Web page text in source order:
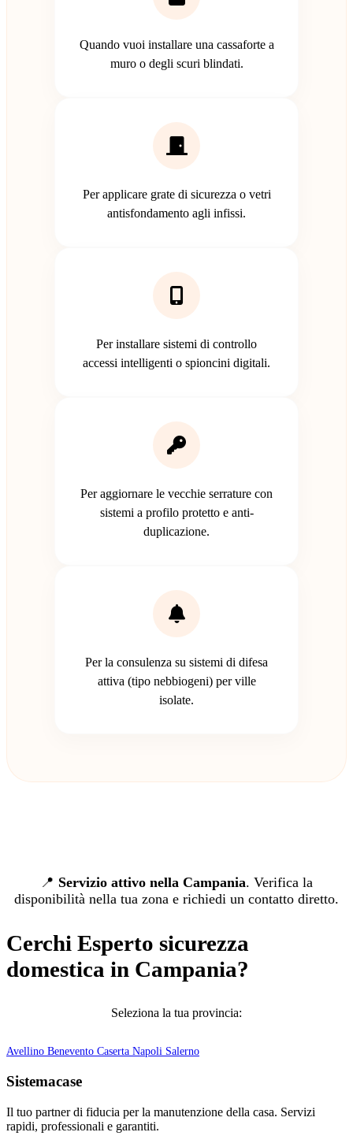
Quando vuoi installare una cassaforte a
muro o degli scuri blindati.
Per applicare grate di sicurezza o vetri
antisfondamento agli infissi.
Per installare sistemi di controllo
accessi intelligenti o spioncini digitali.
Per aggiornare le vecchie serrature con
sistemi a profilo protetto e anti-
duplicazione.
Per la consulenza su sistemi di difesa
attiva (tipo nebbiogeni) per ville
isolate.
📍 Servizio attivo nella Campania. Verifica la
disponibilità nella tua zona e richiedi un contatto diretto.
Cerchi Esperto sicurezza
domestica in Campania?
Seleziona la tua provincia:
Avellino Benevento Caserta Napoli Salerno
Sistemacase
Il tuo partner di fiducia per la manutenzione della casa. Servizi
rapidi, professionali e garantiti.